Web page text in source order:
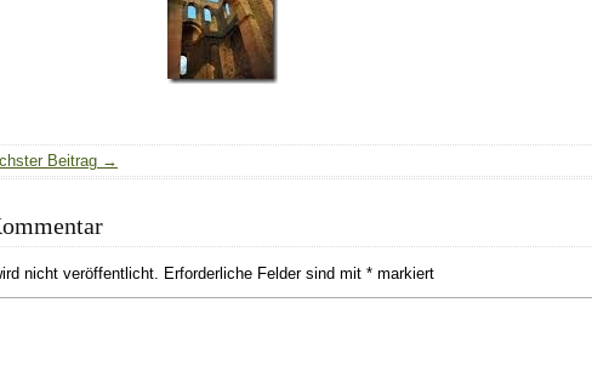
Beitrag →
nicht veröffentlicht. Erforderliche Felder sind mit * markiert